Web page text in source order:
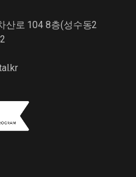
산로 104 8층(성수동2